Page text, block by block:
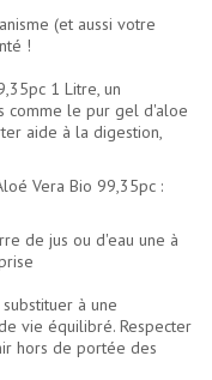
(et aussi votre
!
1 Litre, un
comme le pur gel d'aloe
aide à la digestion,
Vera Bio 99,35pc :
de jus ou d'eau une à
à une
vie équilibré. Respecter
hors de portée des